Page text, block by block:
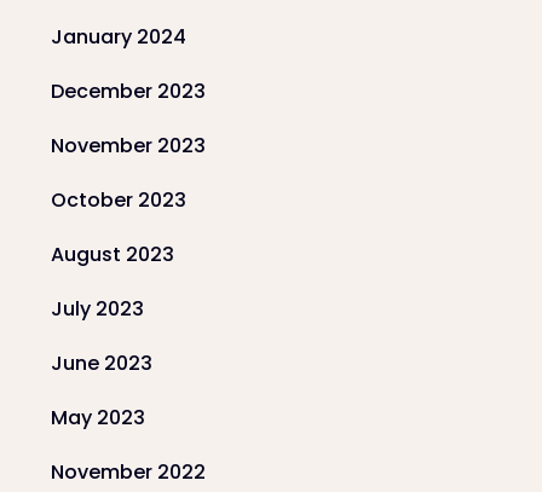
January 2024
December 2023
November 2023
October 2023
August 2023
July 2023
June 2023
May 2023
November 2022